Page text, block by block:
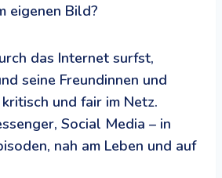
eigenen Bild?
das Internet surfst,
seine Freundinnen und
und fair im Netz.
Social Media – in
nah am Leben und auf